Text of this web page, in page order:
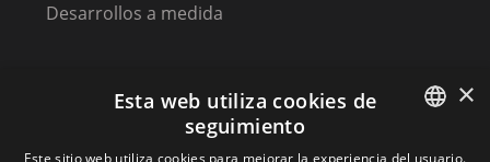
Desarrollos a medida
SPANISH
×
Esta web utiliza cookies de
seguimiento
Este sitio web utiliza cookies para mejorar la experiencia del usuario.